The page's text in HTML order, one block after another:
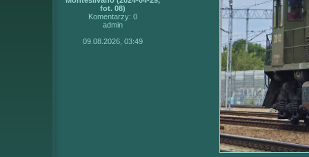
fot. 08)
Komentarzy: 0
admin
09.08.2026, 03:49